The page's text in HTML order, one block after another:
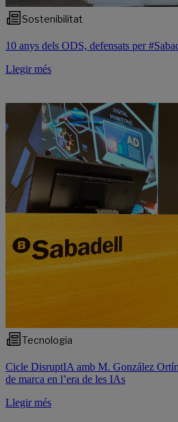
Sostenibilitat
10 anys dels ODS, defensats per
Llegir més
Tecnologia
Cicle DisruptIA amb M. González
de marca en l’era de les IAs
Llegir més